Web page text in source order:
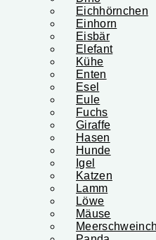
Eichhörnchen
Einhorn
Eisbär
Elefant
Kühe
Enten
Esel
Eule
Fuchs
Giraffe
Hasen
Hunde
Igel
Katzen
Lamm
Löwe
Mäuse